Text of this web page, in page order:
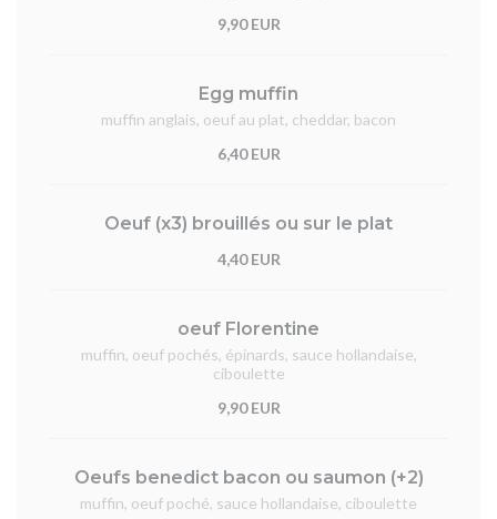
9,90 EUR
Egg muffin
muffin anglais, oeuf au plat, cheddar, bacon
6,40 EUR
Oeuf (x3) brouillés ou sur le plat
4,40 EUR
oeuf Florentine
muffin, oeuf pochés, épinards, sauce hollandaise,
ciboulette
9,90 EUR
Oeufs benedict bacon ou saumon (+2)
muffin, oeuf poché, sauce hollandaise, ciboulette